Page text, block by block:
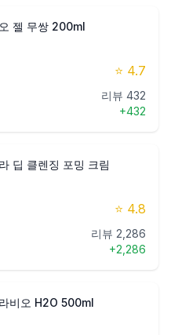
젤 무쌍 200ml
⭐ 4.7
리뷰 432
+432
딥 클렌징 포밍 크림
⭐ 4.8
리뷰 2,286
+2,286
비오 H2O 500ml